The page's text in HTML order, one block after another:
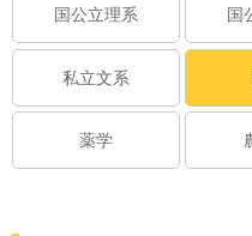
国公立理系 国
私立文系
薬学